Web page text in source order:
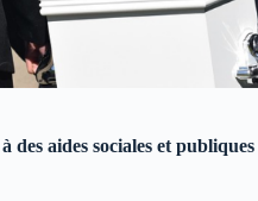
des aides sociales et publiques